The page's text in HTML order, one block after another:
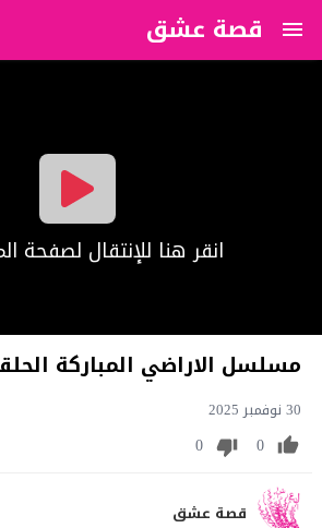
قصة عشق
?>
انقر هنا للإنتقال لصفحة
مسلسل الاراضي المباركة الحلقة 5
30 نوفمبر 2025
0
0
قصة عشق